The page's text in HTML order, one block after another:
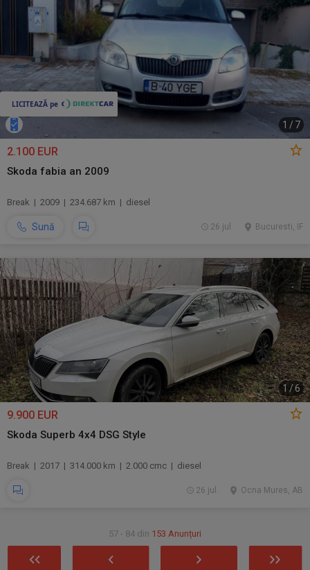
1 / 7
2.100 EUR
Skoda fabia an 2009
Break | 2009 | 234.687 km | diesel
Sună Bucuresti, IF
26 jul.
1 /6
9.900 EUR
Skoda Superb 4x4 DSG Style
Break | 2017 | 314.000 km | 2.000 cmc | diesel
Ocna Mures, AB
26 jul.
57 - 84 din 153 Anunțuri